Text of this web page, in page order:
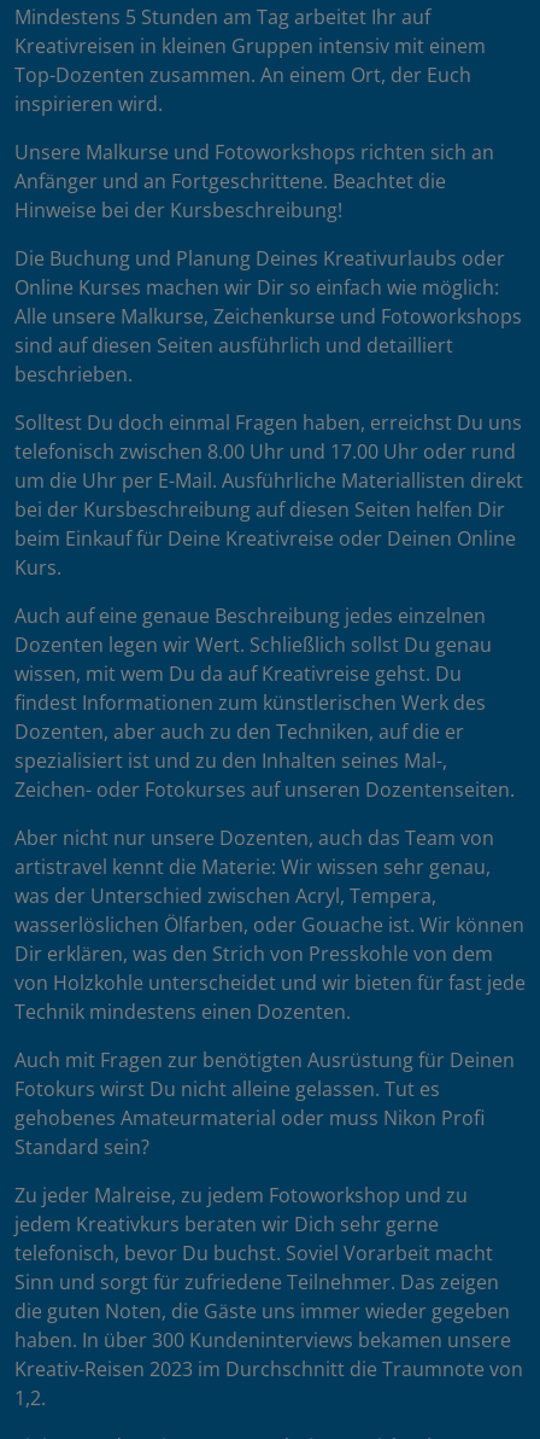
Mindestens 5 Stunden am Tag arbeitet Ihr auf
Kreativreisen in kleinen Gruppen intensiv mit einem
Top-Dozenten zusammen. An einem Ort, der Euch
inspirieren wird.
Unsere Malkurse und Fotoworkshops richten sich an
Anfänger und an Fortgeschrittene. Beachtet die
Hinweise bei der Kursbeschreibung!
Die Buchung und Planung Deines Kreativurlaubs oder
Online Kurses machen wir Dir so einfach wie möglich:
Alle unsere Malkurse, Zeichenkurse und Fotoworkshops
sind auf diesen Seiten ausführlich und detailliert
beschrieben.
Solltest Du doch einmal Fragen haben, erreichst Du uns
telefonisch zwischen 8.00 Uhr und 17.00 Uhr oder rund
um die Uhr per E-Mail. Ausführliche Materiallisten direkt
bei der Kursbeschreibung auf diesen Seiten helfen Dir
beim Einkauf für Deine Kreativreise oder Deinen Online
Kurs.
Auch auf eine genaue Beschreibung jedes einzelnen
Dozenten legen wir Wert. Schließlich sollst Du genau
wissen, mit wem Du da auf Kreativreise gehst. Du
findest Informationen zum künstlerischen Werk des
Dozenten, aber auch zu den Techniken, auf die er
spezialisiert ist und zu den Inhalten seines Mal-,
Zeichen- oder Fotokurses auf unseren Dozentenseiten.
Aber nicht nur unsere Dozenten, auch das Team von
artistravel kennt die Materie: Wir wissen sehr genau,
was der Unterschied zwischen Acryl, Tempera,
wasserlöslichen Ölfarben, oder Gouache ist. Wir können
Dir erklären, was den Strich von Presskohle von dem
von Holzkohle unterscheidet und wir bieten für fast jede
Technik mindestens einen Dozenten.
Auch mit Fragen zur benötigten Ausrüstung für Deinen
Fotokurs wirst Du nicht alleine gelassen. Tut es
gehobenes Amateurmaterial oder muss Nikon Profi
Standard sein?
Zu jeder Malreise, zu jedem Fotoworkshop und zu
jedem Kreativkurs beraten wir Dich sehr gerne
telefonisch, bevor Du buchst. Soviel Vorarbeit macht
Sinn und sorgt für zufriedene Teilnehmer. Das zeigen
die guten Noten, die Gäste uns immer wieder gegeben
haben. In über 300 Kundeninterviews bekamen unsere
Kreativ-Reisen 2023 im Durchschnitt die Traumnote von
1,2.